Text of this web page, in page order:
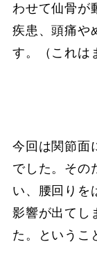
わせて仙骨が
疾患、頭痛や
す。（これは
今回は関節面
でした。その
い、腰回りを
影響が出てし
た。というこ